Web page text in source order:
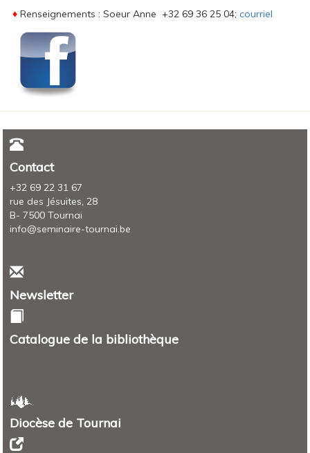
♦ Renseignements : Soeur Anne +32 69 36 25 04; courriel
Contact
+32 69 22 31 67
rue des Jésuites, 28
B- 7500 Tournai
info@seminaire-tournai.be
Newsletter
Catalogue de la bibliothèque
Diocèse de Tournai